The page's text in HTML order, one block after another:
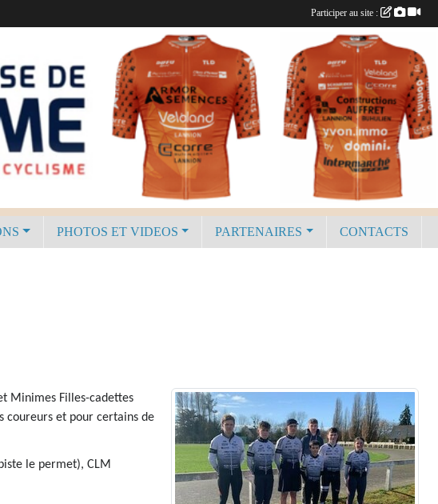
PHOTOS ET VIDEOS PARTENAIRES CONTACTS
Minimes Filles-cadettes
coureurs et pour certains de
le permet), CLM
Participer au site :